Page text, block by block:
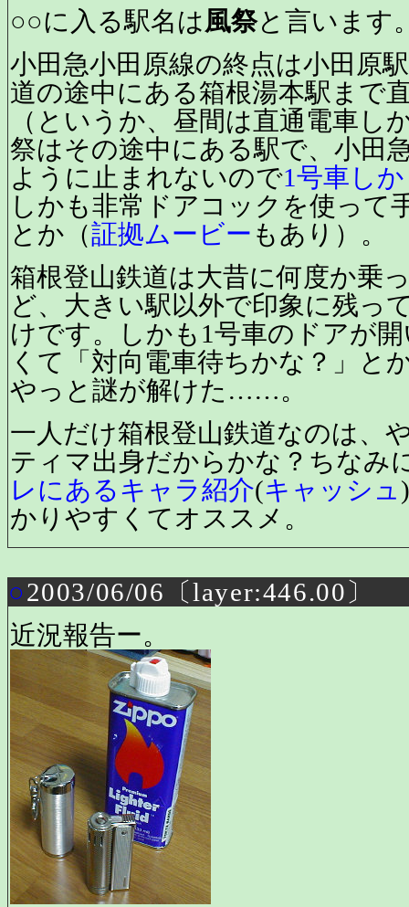
○○に入る駅名は風祭と言います
小田急小田原線の終点は小田原
道の途中にある箱根湯本駅まで
（というか、昼間は直通電車し
祭はその途中にある駅で、小田
ように止まれないので1号車し
しかも非常ドアコックを使って
とか（証拠ムービー もあり）。
箱根登山鉄道は大昔に何度か乗
ど、大きい駅以外で印象に残っ
けです。しかも1号車のドアが
くて「対向電車待ちかな？」と
やっと謎が解けた……。
一人だけ箱根登山鉄道なのは、
ティマ出身だからかな？ ちなみ
レにあるキャラ紹介(キャッシュ
かりやすくてオススメ。
○2003/06/06〔layer:446.00〕
近況報告ー。